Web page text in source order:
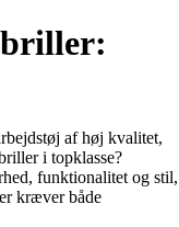
af høj kvalitet,
i topklasse?
funktionalitet og stil,
kræver både